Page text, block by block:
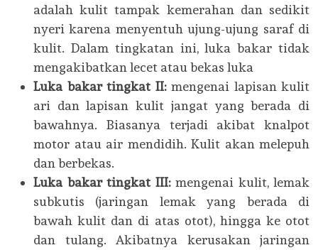
adalah kulit tampak kemerahan dan sedikit
nyeri karena menyentuh ujung-ujung saraf di
kulit. Dalam tingkatan ini, luka bakar tidak
mengakibatkan lecet atau bekas luka
Luka bakar tingkat II:mengenai lapisan kulit
ari dan lapisan kulit jangat yang berada di
bawahnya. Biasanya terjadi akibat knalpot
motor atau air mendidih. Kulit akan melepuh
dan berbekas.
Luka bakar tingkat III:mengenai kulit, lemak
subkutis (jaringan lemak yang berada di
bawah kulit dan di atas otot), hingga ke otot
dan tulang. Akibatnya kerusakan jaringan